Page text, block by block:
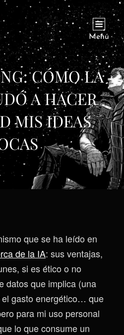
Menú
CÓMO LA
A HACER
MIS IDEAS
que se ha leído en
de la IA: sus ventajas,
si es ético o no
datos que implica (una
gasto energético… que
para mi uso personal
lo que consume un